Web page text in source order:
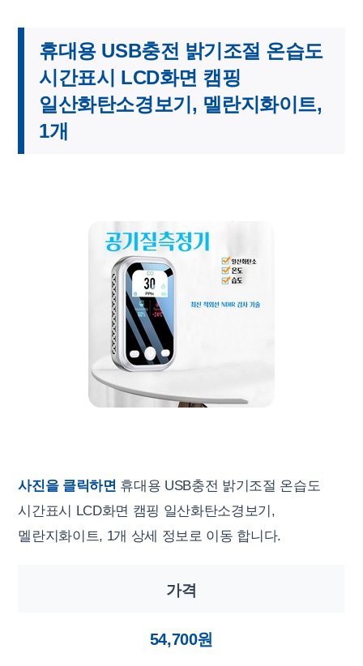
휴대용 USB충전 밝기조절 온습도
시간표시 LCD화면 캠핑
일산화탄소경보기, 멜란지화이트,
1개
사진을 클릭하면 휴대용 USB충전 밝기조절 온습도
시간표시 LCD화면 캠핑 일산화탄소경보기,
멜란지화이트, 1개 상세 정보로 이동 합니다.
가격
54,700원